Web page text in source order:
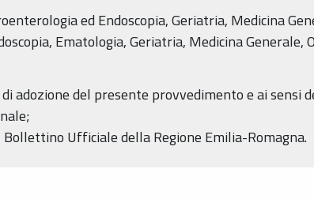
ed Endoscopia, Geriatria, Medicina
Ematologia, Geriatria, Medicina Generale,
adozione del presente provvedimento e ai sensi
Ufficiale della Regione Emilia-Romagna.